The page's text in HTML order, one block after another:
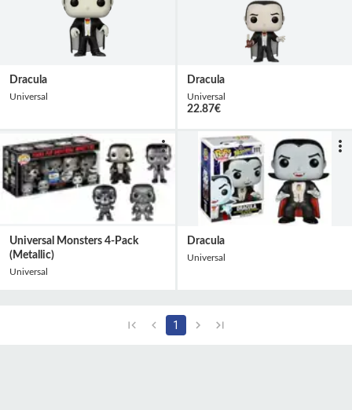
Dracula
Universal
Dracula
Universal
22.87€
Universal Monsters 4-Pack
(Metallic)
Universal
Dracula
Universal
1